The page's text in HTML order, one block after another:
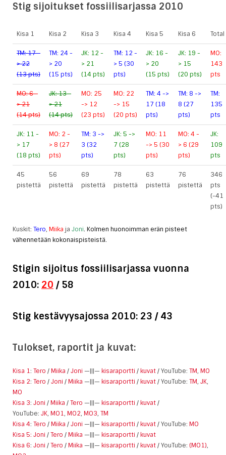
Stig sijoitukset fossiilisarjassa 2010
Kisa 1 Kisa 2 Kisa 3 Kisa 4 Kisa 5 Kisa 6 Total
TM: 17 -
> 22
(13 pts)
TM: 24 -
> 20
(15 pts)
JK: 12 -
> 21
(14 pts)
TM: 12 -
> 5 (30
pts)
JK: 16 -
> 20
(15 pts)
JK: 19 -
> 15
(20 pts)
MO:
143
pts
MO: 6 -
> 21
(14 pts)
JK: 13 -
> 21
(14 pts)
MO: 25
-> 12
(23 pts)
MO: 22
-> 15
(20 pts)
TM: 4 ->
17 (18
pts)
TM: 8 ->
8 (27
pts)
TM:
135
pts
JK: 11 -
> 17
(18 pts)
MO: 2 -
> 8 (27
pts)
TM: 3 ->
3 (32
pts)
JK: 5 ->
7 (28
pts)
MO: 11
-> 5 (30
pts)
MO: 4 -
> 6 (29
pts)
JK:
109
pts
45
pistettä
56
pistettä
69
pistettä
78
pistettä
63
pistettä
76
pistettä
346
pts
(-41
pts)
Kuskit: Tero, Miika ja Joni. Kolmen huonoimman erän pisteet
vähennetään kokonaispisteistä.
Stigin sijoitus fossiilisarjassa vuonna
2010: 20 / 58
Stig kestävyysajossa 2010: 23 / 43
Tulokset, raportit ja kuvat:
Kisa 1: Tero /Miika /Joni —|||— kisaraportti /kuvat/ YouTube: TM, MO
Kisa 2: Tero /Joni /Miika —|||— kisaraportti /kuvat/ YouTube: TM, JK,
MO
Kisa 3: Joni /Miika /Tero —|||— kisaraportti /kuvat/
YouTube: JK, MO1, MO2, MO3, TM
Kisa 4: Tero /Miika /Joni —|||— kisaraportti /kuvat/ YouTube: MO
Kisa 5: Joni /Tero /Miika —|||— kisaraportti /kuvat
Kisa 6: Joni /Tero /Miika —|||— kisaraportti /kuvat/ YouTube: (MO1),